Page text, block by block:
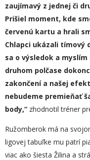
zaujímavý z jednej či
Prišiel moment, kde
červenú kartu a hrali
Chlapci ukázali tímový
sa o výsledok a
druhom polčase
zakončení a našej
nebudeme premieňať
body,“ zhodnotil tréner
Ružomberok má na
ligovej tabuľke mu patrí
viac ako šiesta Žilina a